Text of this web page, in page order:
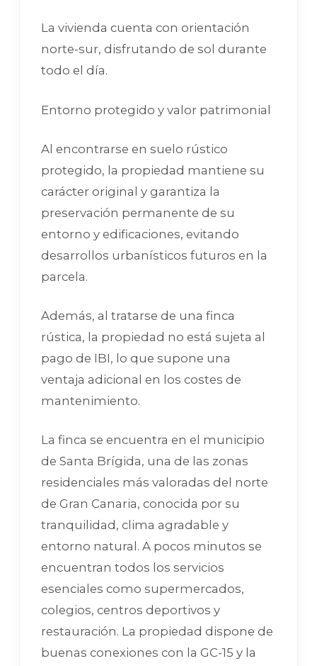
La vivienda cuenta con orientación
norte-sur, disfrutando de sol durante
todo el día.
Entorno protegido y valor patrimonial
Al encontrarse en suelo rústico
protegido, la propiedad mantiene su
carácter original y garantiza la
preservación permanente de su
entorno y edificaciones, evitando
desarrollos urbanísticos futuros en la
parcela.
Además, al tratarse de una finca
rústica, la propiedad no está sujeta al
pago de IBI, lo que supone una
ventaja adicional en los costes de
mantenimiento.
La finca se encuentra en el municipio
de Santa Brígida, una de las zonas
residenciales más valoradas del norte
de Gran Canaria, conocida por su
tranquilidad, clima agradable y
entorno natural. A pocos minutos se
encuentran todos los servicios
esenciales como supermercados,
colegios, centros deportivos y
restauración. La propiedad dispone de
buenas conexiones con la GC-15 y la